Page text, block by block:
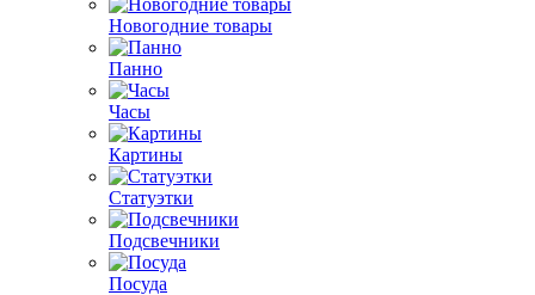
Новогодние товары
Панно
Часы
Картины
Статуэтки
Подсвечники
Посуда